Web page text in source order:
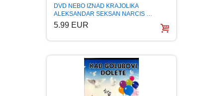
DVD NEBO IZNAD KRAJOLIKA
ALEKSANDAR SEKSAN NARCIS …
5.99 EUR